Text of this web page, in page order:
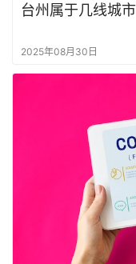
台州属于几线城市
2025年08月30日